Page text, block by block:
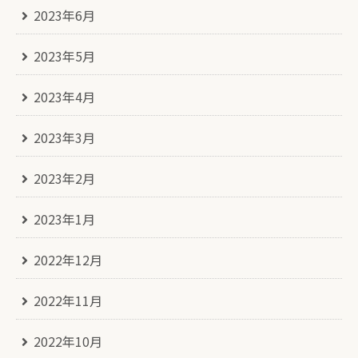
2023年6月
2023年5月
2023年4月
2023年3月
2023年2月
2023年1月
2022年12月
2022年11月
2022年10月